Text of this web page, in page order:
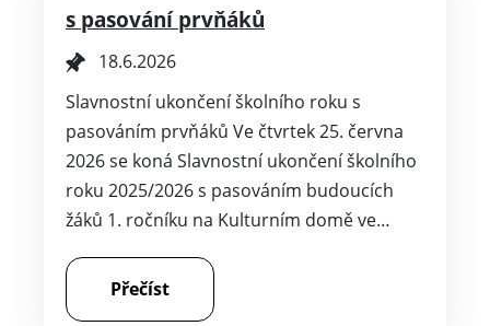
s pasování prvňáků
18.6.2026
Slavnostní ukončení školního roku s
pasováním prvňáků Ve čtvrtek 25. června
2026 se koná Slavnostní ukončení školního
roku 2025/2026 s pasováním budoucích
žáků 1. ročníku na Kulturním domě ve…
Přečíst